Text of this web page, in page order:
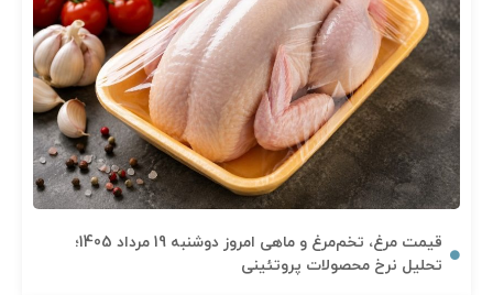
قیمت مرغ، تخم‌مرغ و ماهی امروز دوشنبه 19 مرداد 1405؛
تحلیل نرخ محصولات پروتئینی